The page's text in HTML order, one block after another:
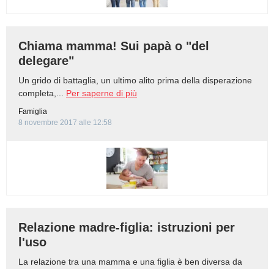
Chiama mamma! Sui papà o "del
delegare"
Un grido di battaglia, un ultimo alito prima della disperazione
completa,... Per saperne di più
Famiglia
8 novembre 2017 alle 12:58
Relazione madre-figlia: istruzioni per
l'uso
La relazione tra una mamma e una figlia è ben diversa da